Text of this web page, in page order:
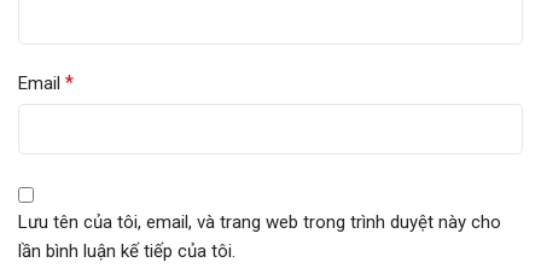
Email *
Lưu tên của tôi, email, và trang web trong trình duyệt này cho
lần bình luận kế tiếp của tôi.